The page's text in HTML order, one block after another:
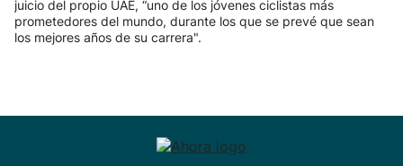
juicio del propio UAE, “uno de los jóvenes ciclistas más
prometedores del mundo, durante los que se prevé que sean
los mejores años de su carrera".